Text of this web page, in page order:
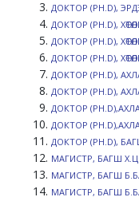
ДОКТОР (PH.D),
ДОКТОР (PH.D),
ДОКТОР (PH.D),
ДОКТОР (PH.D),
ДОКТОР (PH.D),
ДОКТОР (PH.D),
ДОКТОР (PH.D),
ДОКТОР
ДОКТОР (PH.D),
МАГИСТР, БАГШ
МАГИСТР, БАГШ
МАГИСТР, БАГШ